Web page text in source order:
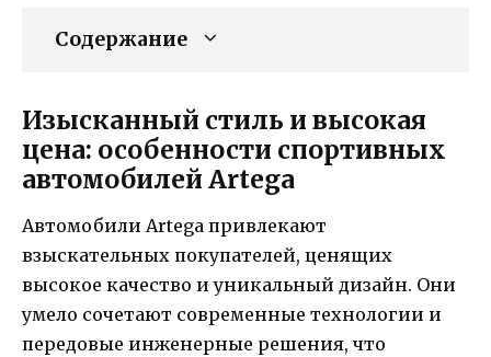
Содержание
Изысканный стиль и высокая
цена: особенности спортивных
автомобилей Artega
Автомобили Artega привлекают
взыскательных покупателей, ценящих
высокое качество и уникальный дизайн. Они
умело сочетают современные технологии и
передовые инженерные решения, что